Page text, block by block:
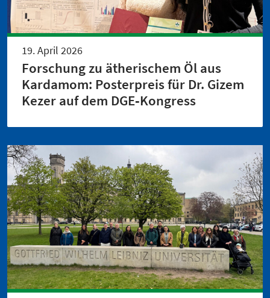
19. April 2026
Forschung zu ätherischem Öl aus
Kardamom: Posterpreis für Dr. Gizem
Kezer auf dem DGE‑Kongress